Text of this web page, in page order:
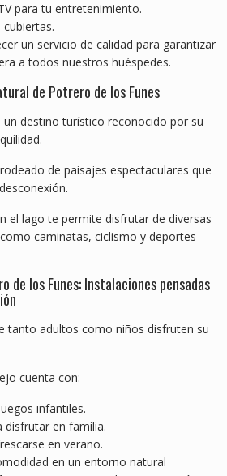
para tu entretenimiento.
un servicio de calidad para garantizar
a todos nuestros huéspedes.
de Potrero de los Funes
un destino turístico reconocido por su
de paisajes espectaculares que
el lago te permite disfrutar de diversas
caminatas, ciclismo y deportes
de los Funes: Instalaciones pensadas
tanto adultos como niños disfruten su
cuenta con:
infantiles.
disfrutar en familia.
en verano.
en un entorno natural